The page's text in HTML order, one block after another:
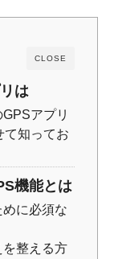
CLOSE
は
アプリ
て知ってお
機能とは
に必須な
整える方